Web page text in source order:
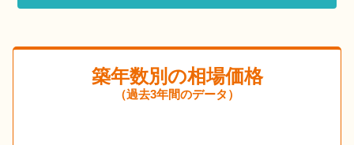
築年数別の相場価格
（過去3年間のデータ）